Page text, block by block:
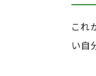
これ
い自